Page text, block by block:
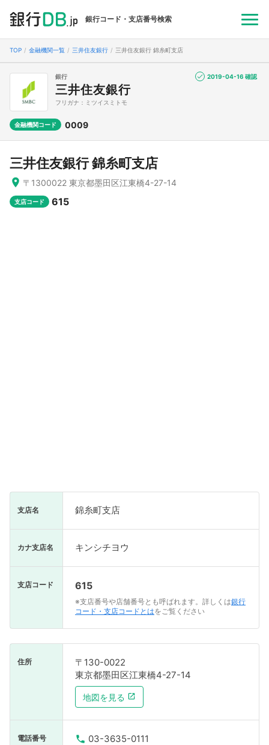
銀行コード・支店番号検索
TOP 金融機関一覧 三井住友銀行 三井住友銀行 錦糸町支店
銀行
三井住友銀行
フリガナ：ミツイスミトモ
金融機関コード 0009
2019-04-16 確認
三井住友銀行 錦糸町支店
〒1300022 東京都墨田区江東橋4-27-14
支店コード 615
支店名 錦糸町支店
カナ支店名 キンシチヨウ
支店コード 615
※支店番号や店舗番号とも呼ばれます。詳しくは銀行
コード・支店コードとはをご覧ください
住所
〒130-0022
東京都墨田区江東橋4-27-14
地図を見る
電話番号 03-3635-0111